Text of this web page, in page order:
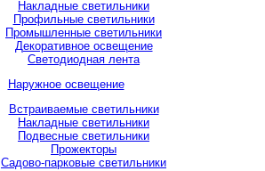
Накладные светильники
Профильные светильники
Промышленные светильники
Декоративное освещение
Светодиодная лента
Наружное освещение
Встраиваемые светильники
Накладные светильники
Подвесные светильники
Прожекторы
Садово-парковые светильники